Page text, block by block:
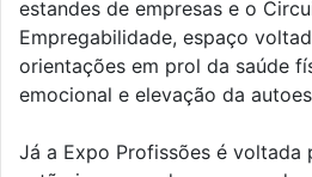
estandes de empresas e o
Empregabilidade, espaço
orientações em prol da saúde
emocional e elevação da
Já a Expo Profissões é voltada